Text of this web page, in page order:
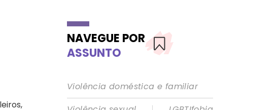
NAVEGUE POR
ASSUNTO
Violência doméstica e familiar